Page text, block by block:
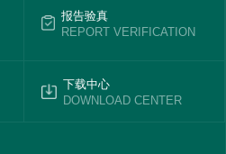
报告验真
REPORT VERIFICATION
下载中心
DOWNLOAD CENTER